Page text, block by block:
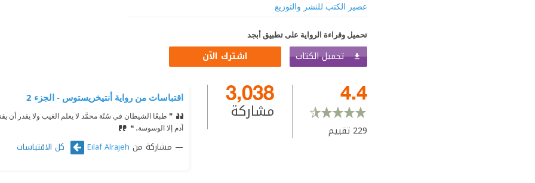
عصير الكتب للنشر والتوزيع
تحميل وقراءة الرواية على تطبيق أبجد
تحميل الكتاب اشترك الآن
4.4
229 تقييم
3,038
مشاركة
اقتباسات من رواية أنتيخريستوس - الجزء 2
❞ طبعًا الشيطان في سُنّة محمَّد لا يعلم الغيب ولا يقدر أن
آدم إلا الوسوسة، ❝
مشاركة من Eılaf Alrajeh كل الاقتباسات